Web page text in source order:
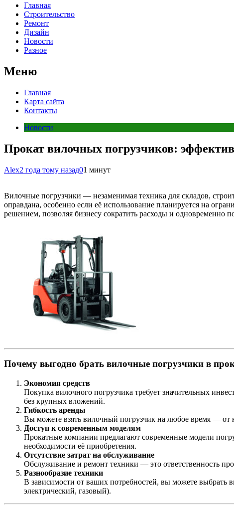
Главная
Строительство
Ремонт
Дизайн
Новости
Разное
Меню
Главная
Карта сайта
Контакты
Новости
Прокат вилочных погрузчиков:
Alex2 года тому назад01 минут
Вилочные погрузчики — незаменимая техника для складов,
оправдана, особенно если её использование планируется на
решением, позволяя бизнесу сократить расходы и одновременно
Почему выгодно брать вилочные погрузчики в
Экономия средств
Покупка вилочного погрузчика требует значительных
без крупных вложений.
Гибкость аренды
Вы можете взять вилочный погрузчик на любое время — от
Доступ к современным моделям
Прокатные компании предлагают современные модели
необходимости её приобретения.
Отсутствие затрат на обслуживание
Обслуживание и ремонт техники — это ответственность
Разнообразие техники
В зависимости от ваших потребностей, вы можете выбрать
электрический, газовый).